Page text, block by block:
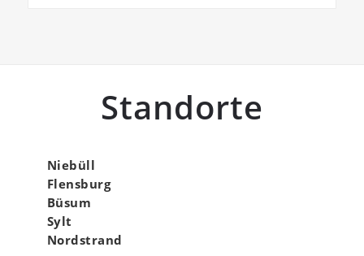
Standorte
Niebüll
Flensburg
Büsum
Sylt
Nordstrand